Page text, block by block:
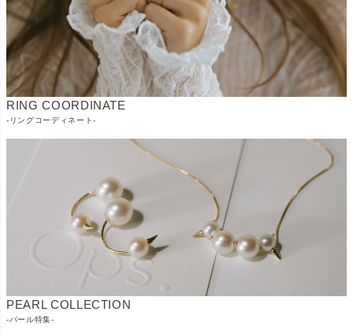
RING COORDINATE
-リングコーディネート-
PEARL COLLECTION
-パール特集-